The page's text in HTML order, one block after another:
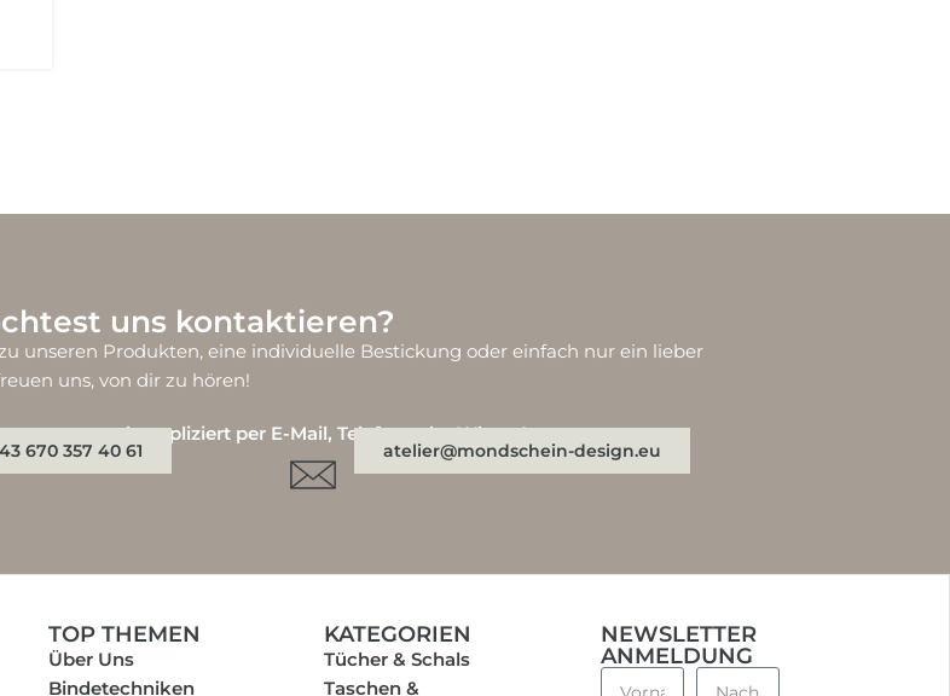
uns kontaktieren?
unseren Produkten, eine individuelle Bestickung oder einfach nur ein lieber
uns, von dir zu hören!
uns ganz unkompliziert per E-Mail, Telefon oder WhatsApp:
670 357 40 61 atelier@mondschein-design.eu
TOP THEMEN
Über Uns
Bindetechniken
KATEGORIEN
Tücher & Schals
Taschen &
NEWSLETTER
ANMELDUNG